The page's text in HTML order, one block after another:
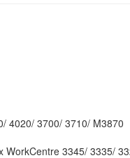
4020/ 3700/ 3710/ M3870
3345/ 3335/